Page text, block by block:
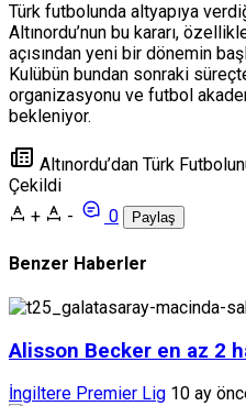
Türk futbolunda altyapıya
Altınordu’nun bu kararı,
açısından yeni bir dönemin
Kulübün bundan sonraki
organizasyonu ve futbol
bekleniyor.
Altınordu’dan Türk
Çekildi
+
- 0 Paylaş
Benzer Haberler
Alisson Becker en az 2
İngiltere Premier Lig 10 ay